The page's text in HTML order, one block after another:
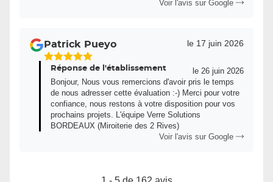
Voir l'avis sur Google
Patrick Pueyo
5
Étoiles
Sur
le 17 juin 2026
Réponse de l'établissement
le 26 juin 2026
Bonjour, Nous vous remercions d'avoir pris le temps
de nous adresser cette évaluation :-) Merci pour votre
confiance, nous restons à votre disposition pour vos
prochains projets. L'équipe Verre Solutions
BORDEAUX (Miroiterie des 2 Rives)
Voir l'avis sur Google